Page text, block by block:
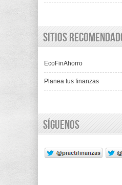
Sitios
EcoFinAhorro
Planea tus finanzas
Síguenos